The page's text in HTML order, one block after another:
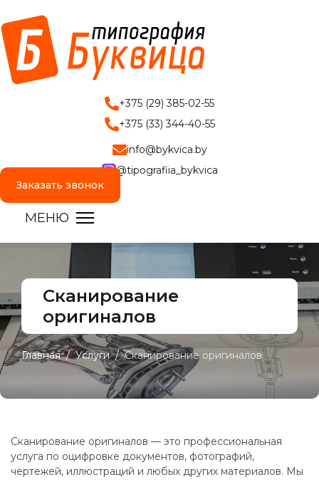
+375 (29) 385-02-55
+375 (33) 344-40-55
info@bykvica.by
@tipografiia_bykvica
Заказать звонок
Сканирование
оригиналов
Главная Услуги Сканирование оригиналов
Сканирование оригиналов — это профессиональная
услуга по оцифровке документов, фотографий,
чертежей, иллюстраций и любых других материалов. Мы